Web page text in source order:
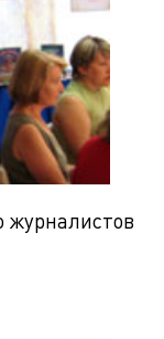
журналистов